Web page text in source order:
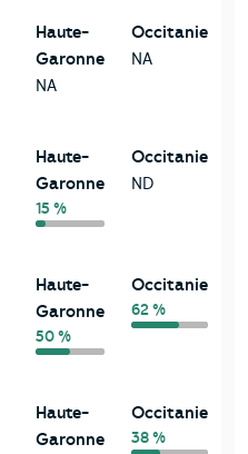
Haute-
Garonne
NA
Occitanie
NA
Haute-
Garonne
15 %
Occitanie
ND
Haute-
Garonne
50 %
Occitanie
62 %
Haute-
Garonne
Occitanie
38 %